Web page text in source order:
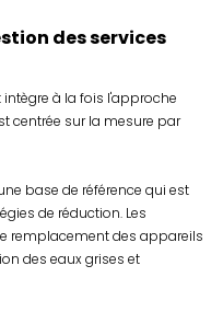
des services
intègre à la fois l'approche
centrée sur la mesure par
base de référence qui est
de réduction. Les
remplacement des appareils
des eaux grises et